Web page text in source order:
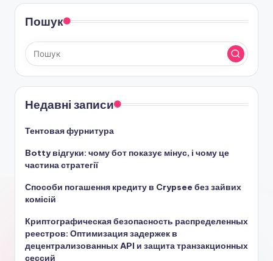
Пошук
Недавні записи
Тентовая фурнитура
Botty відгуки: чому бот показує мінус, і чому це
частина стратегії
Способи погашення кредиту в Crypsee без зайвих
комісій
Криптографическая безопасность распределенных
реестров: Оптимизация задержек в
децентрализованных API и защита транзакционных
сессий